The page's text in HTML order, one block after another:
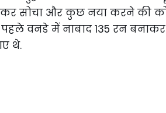
सोचा और कुछ नया करने की
वनडे में नाबाद 135 रन
थे.